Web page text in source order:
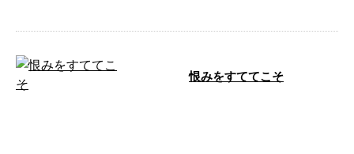
恨みをすててこそ